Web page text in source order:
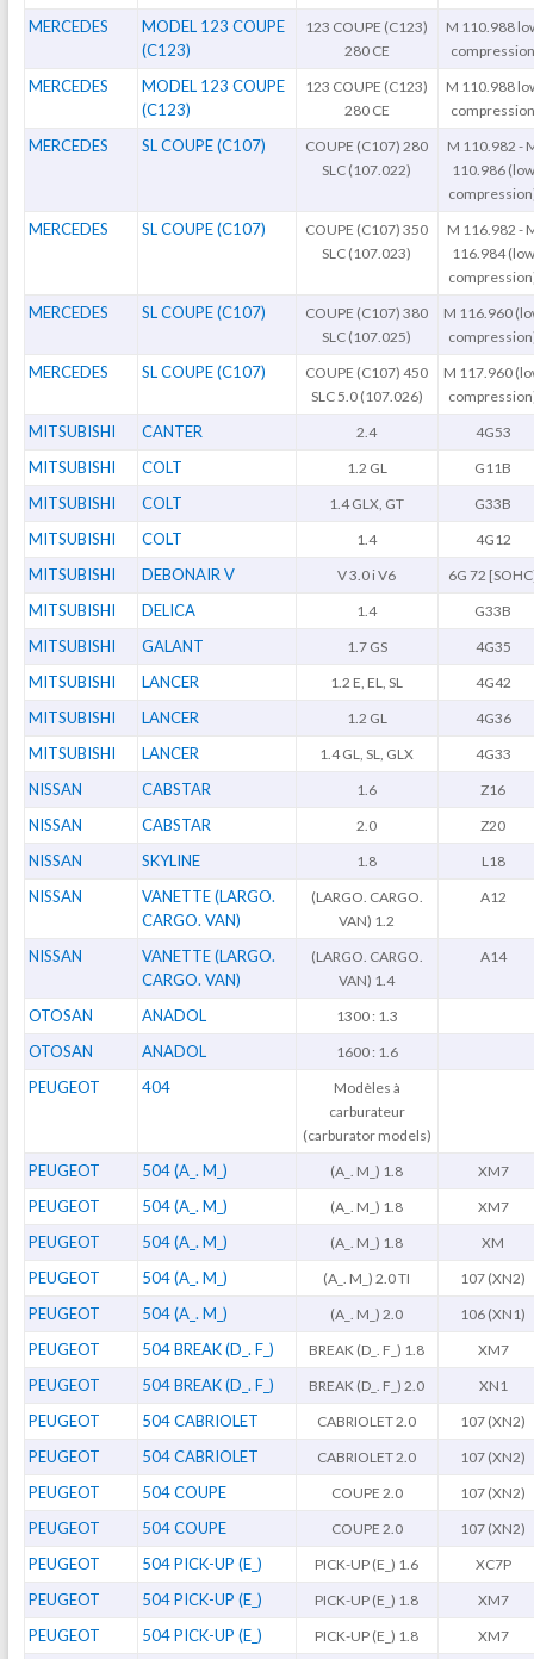
MERCEDES
MODEL 123 COUPE
(C123)
123 COUPE (C123)
280 CE
M 110.988
MERCEDES
MODEL 123 COUPE
(C123)
123 COUPE (C123)
280 CE
M 110.988
MERCEDES SL COUPE (C107)
COUPE (C107) 280
SLC (107.022)
M 110.982 -
110.986 (low
MERCEDES SL COUPE (C107)
COUPE (C107) 350
SLC (107.023)
M 116.982 -
116.984 (low
MERCEDES SL COUPE (C107)
COUPE (C107) 380
SLC (107.025)
M 116.960
MERCEDES SL COUPE (C107)
COUPE (C107) 450
SLC 5.0 (107.026)
M 117.960
MITSUBISHI CANTER 2.4 4G53
MITSUBISHI COLT 1.2 GL G11B
MITSUBISHI COLT 1.4 GLX, GT G33B
MITSUBISHI COLT 1.4 4G12
MITSUBISHI DEBONAIR V V 3.0 i V6 6G 72
MITSUBISHI DELICA 1.4 G33B
MITSUBISHI GALANT 1.7 GS 4G35
MITSUBISHI LANCER 1.2 E, EL, SL 4G42
MITSUBISHI LANCER 1.2 GL 4G36
MITSUBISHI LANCER 1.4 GL, SL, GLX 4G33
NISSAN CABSTAR 1.6 Z16
NISSAN CABSTAR 2.0 Z20
NISSAN SKYLINE 1.8 L18
NISSAN
VANETTE (LARGO.
CARGO. VAN)
(LARGO. CARGO.
VAN) 1.2
A12
NISSAN
VANETTE (LARGO.
CARGO. VAN)
(LARGO. CARGO.
VAN) 1.4
A14
OTOSAN ANADOL 1300 : 1.3
OTOSAN ANADOL 1600 : 1.6
PEUGEOT 404
Modèles à
carburateur
(carburator models)
PEUGEOT 504 (A_. M_) (A_. M_) 1.8 XM7
PEUGEOT 504 (A_. M_) (A_. M_) 1.8 XM7
PEUGEOT 504 (A_. M_) (A_. M_) 1.8 XM
PEUGEOT 504 (A_. M_) (A_. M_) 2.0 TI 107 (XN2)
PEUGEOT 504 (A_. M_) (A_. M_) 2.0 106 (XN1)
PEUGEOT 504 BREAK (D_. F_) BREAK (D_. F_) 1.8 XM7
PEUGEOT 504 BREAK (D_. F_) BREAK (D_. F_) 2.0 XN1
PEUGEOT 504 CABRIOLET CABRIOLET 2.0 107 (XN2)
PEUGEOT 504 CABRIOLET CABRIOLET 2.0 107 (XN2)
PEUGEOT 504 COUPE COUPE 2.0 107 (XN2)
PEUGEOT 504 COUPE COUPE 2.0 107 (XN2)
PEUGEOT 504 PICK-UP (E_) PICK-UP (E_) 1.6 XC7P
PEUGEOT 504 PICK-UP (E_) PICK-UP (E_) 1.8 XM7
PEUGEOT 504 PICK-UP (E_) PICK-UP (E_) 1.8 XM7